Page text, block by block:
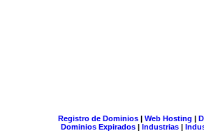
Registro de Dominios| Web Hosting |
Dominios Expirados | Industrias |